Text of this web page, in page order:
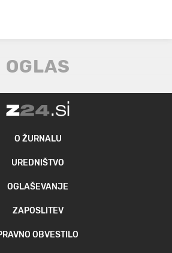
O ŽURNALU
UREDNIŠTVO
OGLAŠEVANJE
ZAPOSLITEV
OBVESTILO